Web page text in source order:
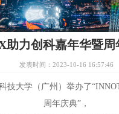
助力创科嘉年华暨周
发表时间：2023-10-16 16:57:46
技大学（广州）举办了
周年庆典”，